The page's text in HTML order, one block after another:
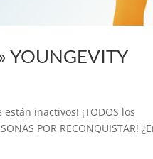
YOUNGEVITY
inactivos! ¡TODOS los
POR RECONQUISTAR!